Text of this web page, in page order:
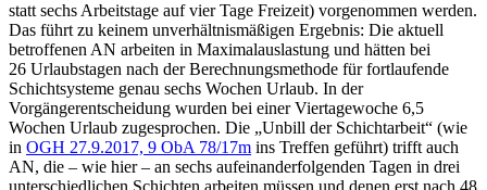
statt sechs Arbeitstage auf vier Tage Freizeit) vorgenommen werden.
Das führt zu keinem unverhältnismäßigen Ergebnis: Die aktuell
betroffenen AN arbeiten in Maximalauslastung und hätten bei
26 Urlaubstagen nach der Berechnungsmethode für fortlaufende
Schichtsysteme genau sechs Wochen Urlaub. In der
Vorgängerentscheidung wurden bei einer Viertagewoche 6,5
Wochen Urlaub zugesprochen. Die „Unbill der Schichtarbeit“ (wie
in OGH 27.9.2017, 9 ObA 78/17m ins Treffen geführt) trifft auch
AN, die – wie hier – an sechs aufeinanderfolgenden Tagen in drei
unterschiedlichen Schichten arbeiten müssen und denen erst nach 48